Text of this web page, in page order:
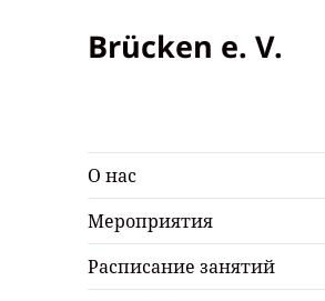
Brücken e. V.
О нас
Мероприятия
Расписание занятий